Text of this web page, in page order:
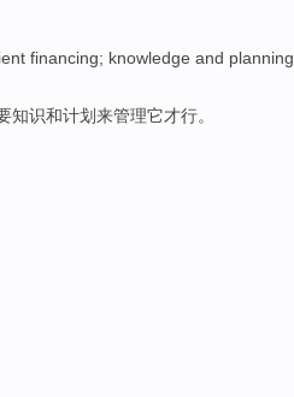
financing; knowledge and planning
知识和计划来管理它才行。